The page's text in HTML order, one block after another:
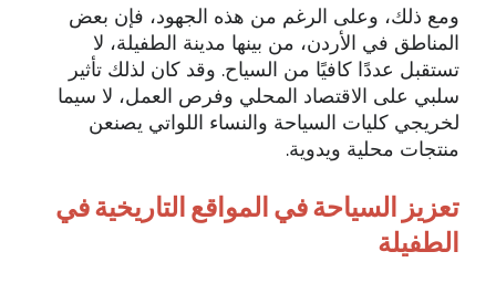
ومع ذلك، وعلى الرغم من هذه الجهود، فإن بعض
المناطق في الأردن، من بينها مدينة الطفيلة، لا
تستقبل عددًا كافيًا من السياح. وقد كان لذلك تأثير
سلبي على الاقتصاد المحلي وفرص العمل، لا سيما
لخريجي كليات السياحة والنساء اللواتي يصنعن
منتجات محلية ويدوية.
تعزيز السياحة في المواقع التاريخية في
الطفيلة